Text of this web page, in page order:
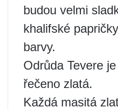
budou velmi
khalifské
barvy.
Odrůda Tevere
řečeno zlatá.
Každá masitá